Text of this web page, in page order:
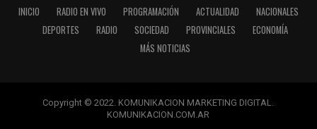
INICIO RADIO EN VIVO PROGRAMACIÓN ACTUALIDAD
NACIONALES
DEPORTES
RADIO SOCIEDAD PROVINCIALES
ECONOMÍA
MÁS NOTICIAS
Copyright © 2022. KOMUNIKACION MARKETING DIGITAL.
KOMUNIKACION.COM.AR